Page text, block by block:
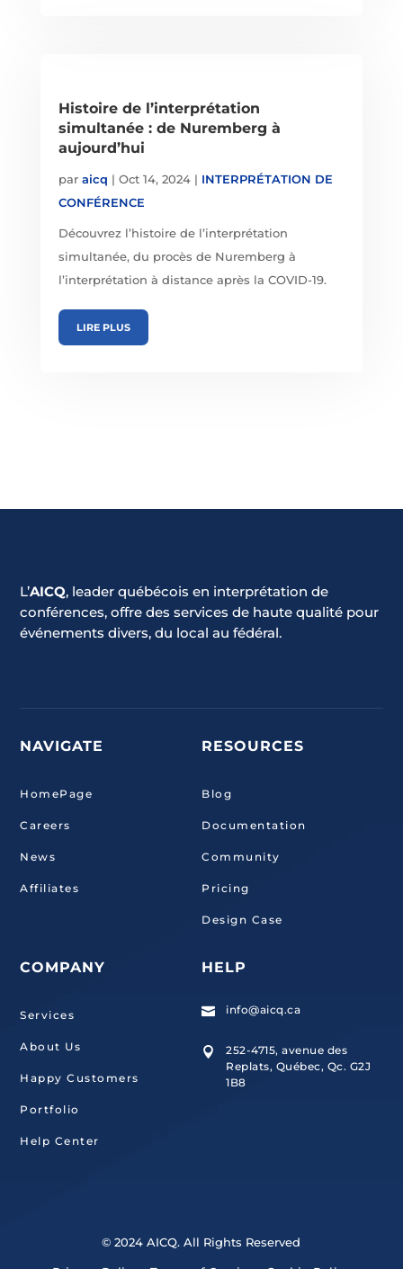
Histoire de l’interprétation
simultanée : de Nuremberg à
aujourd’hui
par aicq | Oct 14, 2024| INTERPRÉTATION DE
CONFÉRENCE
Découvrez l’histoire de l’interprétation
simultanée, du procès de Nuremberg à
l’interprétation à distance après la COVID-19.
LIRE PLUS
L’AICQ, leader québécois en interprétation de
conférences, offre des services de haute qualité pour
événements divers, du local au fédéral.
NAVIGATE
HomePage
Careers
News
Affiliates
COMPANY
Services
About Us
Happy Customers
Portfolio
Help Center
RESOURCES
Blog
Documentation
Community
Pricing
Design Case
HELP
 info@aicq.ca

252-4715, avenue des
Replats, Québec, Qc. G2J
1B8
© 2024 AICQ. All Rights Reserved